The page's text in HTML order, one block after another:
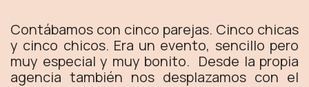
Contábamos con cinco parejas. Cinco chicas
y cinco chicos. Era un evento, sencillo pero
muy especial y muy bonito. Desde la propia
agencia también nos desplazamos con el